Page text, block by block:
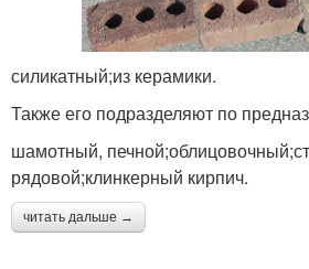
силикатный;из керамики.
Также его подразделяют по
шамотный,
рядовой;клинкерный кирпич.
читать дальше →